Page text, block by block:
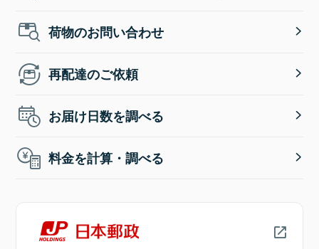
荷物のお問い合わせ
再配達のご依頼
お届け日数を調べる
料金を計算・調べる